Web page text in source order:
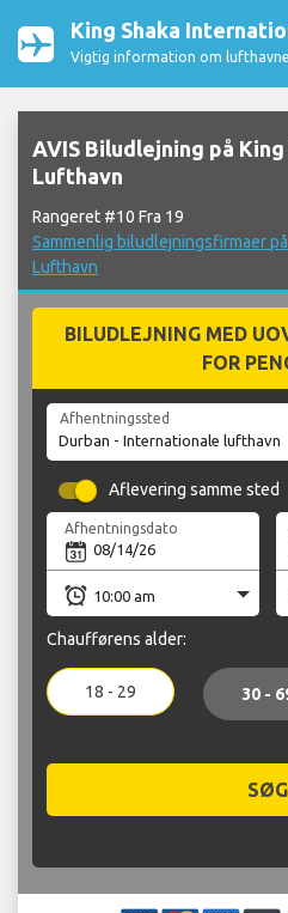
King Shaka
Vigtig information om
AVIS Biludlejning på
Lufthavn
Rangeret #10 Fra 19
Sammenlig biludlejningsfirmaer
Lufthavn
BILUDLEJNING MED
FOR
Afhentningssted
Aflevering samme sted
Afhentningsdato
Chaufførens alder:
18 - 29 30 -
SØG